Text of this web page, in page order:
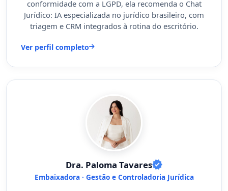
conformidade com a LGPD, ela recomenda o Chat
Jurídico: IA especializada no jurídico brasileiro, com
triagem e CRM integrados à rotina do escritório.
Ver perfil completo
Dra. Paloma Tavares
Embaixadora · Gestão e Controladoria Jurídica